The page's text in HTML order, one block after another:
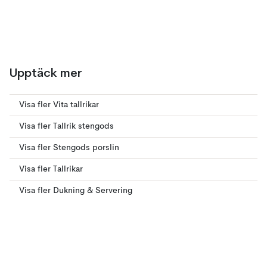
Upptäck mer
Visa fler Vita tallrikar
Visa fler Tallrik stengods
Visa fler Stengods porslin
Visa fler Tallrikar
Visa fler Dukning & Servering